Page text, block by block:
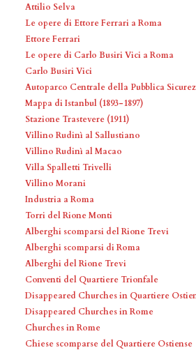
Attilio Selva
Le opere di Ettore Ferrari a Roma
Ettore Ferrari
Le opere di Carlo Busiri Vici a Roma
Carlo Busiri Vici
Autoparco Centrale della Pubblica
Mappa di Istanbul (1893-1897)
Stazione Trastevere (1911)
Villino Rudinì al Sallustiano
Villino Rudinì al Macao
Villa Spalletti Trivelli
Villino Morani
Industria a Roma
Torri del Rione Monti
Alberghi scomparsi del Rione Trevi
Alberghi scomparsi di Roma
Alberghi del Rione Trevi
Conventi del Quartiere Trionfale
Disappeared Churches in Quartiere
Disappeared Churches in Rome
Churches in Rome
Chiese scomparse del Quartiere Ostiense